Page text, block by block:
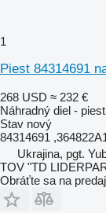
1
Piest 84314691
268 USD ≈ 232 €
Náhradný diel - piest
Stav nový
84314691
Ukrajina, pgt.
TOV "TD
Obráťte sa na